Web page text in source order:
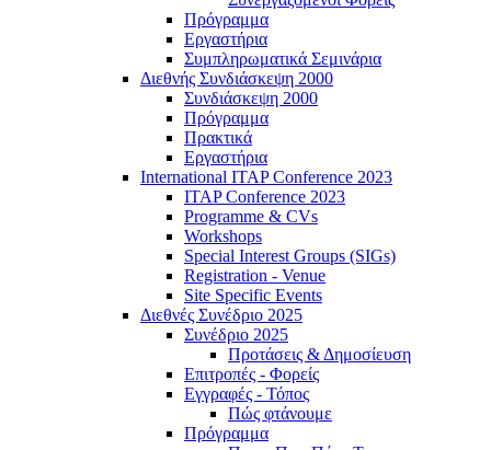
Πρόγραμμα
Εργαστήρια
Συμπληρωματικά Σεμινάρια
Διεθνής Συνδιάσκεψη 2000
Συνδιάσκεψη 2000
Πρόγραμμα
Πρακτικά
Εργαστήρια
International ITAP Conference 2023
ITAP Conference 2023
Programme & CVs
Workshops
Special Interest Groups (SIGs)
Registration - Venue
Site Specific Events
Διεθνές Συνέδριο 2025
Συνέδριο 2025
Προτάσεις & Δημοσίευση
Επιτροπές - Φορείς
Εγγραφές - Τόπος
Πώς φτάνουμε
Πρόγραμμα